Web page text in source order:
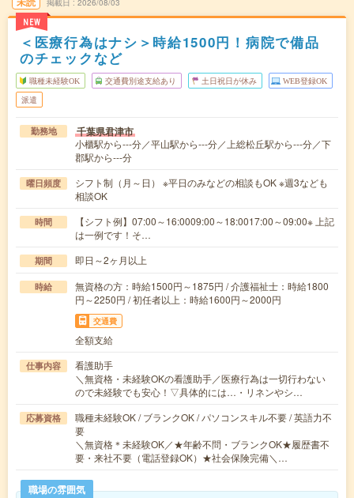
NEW
掲載日 2026/08/03
＜医療行為はナシ＞時給1500円！病院で備品
のチェックなど
職種未経験OK 交通費別途支給あり 土日祝日が休み WEB登録OK
派遣
勤務地 千葉県君津市
小櫃駅から---分／平山駅から---分／上総松丘駅から---分／下
郡駅から---分
曜日頻度
シフト制（月～日） ※平日のみなどの相談もOK ※週3なども
相談OK
時間
【シフト例】07:00～16:0009:00～18:0017:00～09:00※ 上記
は一例です！そ…
期間 即日～2ヶ月以上
時給
無資格の方：時給1500円～1875円 / 介護福祉士：時給1800
円～2250円 / 初任者以上：時給1600円～2000円
交通費
全額支給
仕事内容
看護助手
＼無資格・未経験OKの看護助手／医療行為は一切行わない
ので未経験でも安心！▽具体的には…・リネンやシ…
応募資格
職種未経験OK / ブランクOK / パソコンスキル不要 / 英語力不
要
＼無資格＊未経験OK／★年齢不問・ブランクOK★履歴書不
要・来社不要（電話登録OK）★社会保険完備＼…
職場の雰囲気